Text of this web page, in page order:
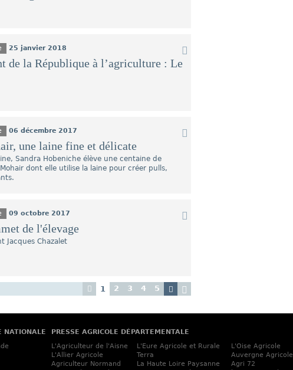
25 janvier 2018
de la République à l’agriculture : Le
06 décembre 2017
une laine fine et délicate
Sandra Hobeniche élève une centaine de
dont elle utilise la laine pour créer pulls,
09 octobre 2017
de l'élevage
Jacques Chazalet
1 2 3 4 5
NATIONALE
PRESSE AGRICOLE DÉPARTEMENTALE
L'Agriculteur de l'Aisne
L'Allier Agricole
Agriculteur Normand
L'Eure Agricole et Rurale
Terra
La Haute Loire Paysanne
L'Oise Agricole
Auvergne Agricole
Agri 72